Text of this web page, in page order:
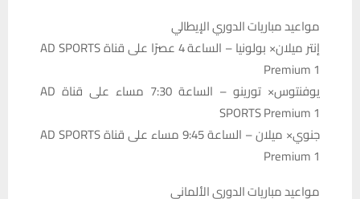
مواعيد مباريات الدوري الإيطالي
إنتر ميلان× بولونيا – الساعة 4 عصرًا على قناة AD SPORTS
Premium 1
يوفنتوس× تورينو – الساعة 7:30 مساء على قناة AD
SPORTS Premium 1
جنوي× ميلان – الساعة 9:45 مساء على قناة AD SPORTS
Premium 1
مواعيد مباريات الدوري الألماني